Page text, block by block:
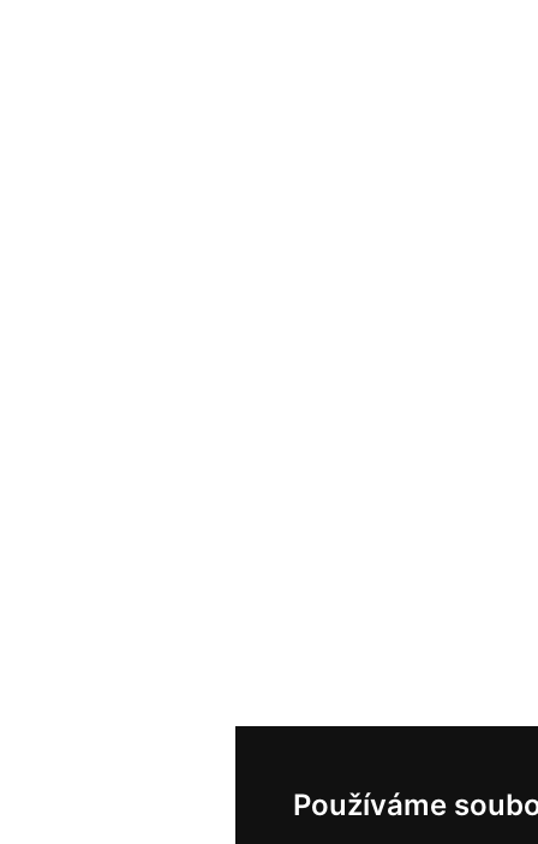
Používáme